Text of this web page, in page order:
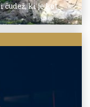
čudež, ki je kot